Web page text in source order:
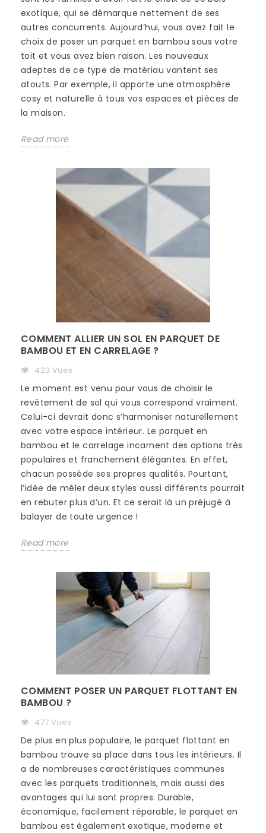
exotique, qui se démarque nettement de ses
autres concurrents. Aujourd’hui, vous avez fait le
choix de poser un parquet en bambou sous votre
toit et vous avez bien raison. Les nouveaux
adeptes de ce type de matériau vantent ses
atouts. Par exemple, il apporte une atmosphère
cosy et naturelle à tous vos espaces et pièces de
la maison.
Read more
COMMENT ALLIER UN SOL EN PARQUET DE
BAMBOU ET EN CARRELAGE ?
423 Vues
Le moment est venu pour vous de choisir le
revêtement de sol qui vous correspond vraiment.
Celui-ci devrait donc s’harmoniser naturellement
avec votre espace intérieur. Le parquet en
bambou et le carrelage incarnent des options très
populaires et franchement élégantes. En effet,
chacun possède ses propres qualités. Pourtant,
l’idée de mêler deux styles aussi différents pourrait
en rebuter plus d’un. Et ce serait là un préjugé à
balayer de toute urgence !
Read more
COMMENT POSER UN PARQUET FLOTTANT EN
BAMBOU ?
477 Vues
De plus en plus populaire, le parquet flottant en
bambou trouve sa place dans tous les intérieurs. Il
a de nombreuses caractéristiques communes
avec les parquets traditionnels, mais aussi des
avantages qui lui sont propres. Durable,
économique, facilement réparable, le parquet en
bambou est également exotique, moderne et